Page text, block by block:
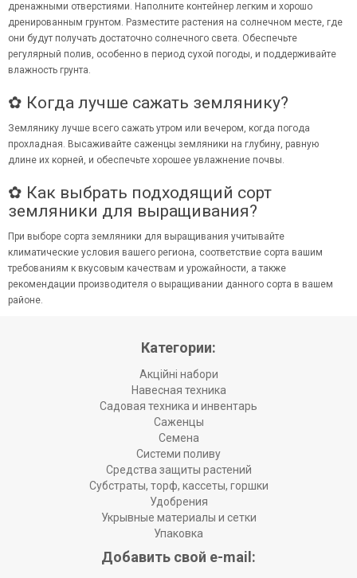
дренажными отверстиями. Наполните контейнер легким и хорошо
дренированным грунтом. Разместите растения на солнечном месте, где
они будут получать достаточно солнечного света. Обеспечьте
регулярный полив, особенно в период сухой погоды, и поддерживайте
влажность грунта.
✿ Когда лучше сажать землянику?
Землянику лучше всего сажать утром или вечером, когда погода
прохладная. Высаживайте саженцы земляники на глубину, равную
длине их корней, и обеспечьте хорошее увлажнение почвы.
✿ Как выбрать подходящий сорт
земляники для выращивания?
При выборе сорта земляники для выращивания учитывайте
климатические условия вашего региона, соответствие сорта вашим
требованиям к вкусовым качествам и урожайности, а также
рекомендации производителя о выращивании данного сорта в вашем
районе.
Категории:
Акційні набори
Навесная техника
Садовая техника и инвентарь
Саженцы
Семена
Системи поливу
Средства защиты растений
Субстраты, торф, кассеты, горшки
Удобрения
Укрывные материалы и сетки
Упаковка
Добавить свой e-mail: